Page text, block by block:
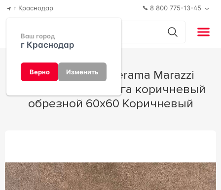
г Краснодар
Ваш город
г Краснодар
Верно Изменить
8 800 775-13-45
Керамогранит Kerama Marazzi
Королевская дорога коричневый
обрезной 60х60 Коричневый